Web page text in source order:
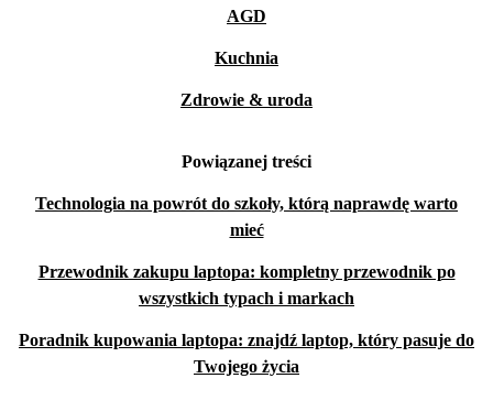
AGD
Kuchnia
Zdrowie & uroda
Powiązanej treści
Technologia na powrót do szkoły, którą naprawdę warto
mieć
Przewodnik zakupu laptopa: kompletny przewodnik po
wszystkich typach i markach
Poradnik kupowania laptopa: znajdź laptop, który pasuje do
Twojego życia